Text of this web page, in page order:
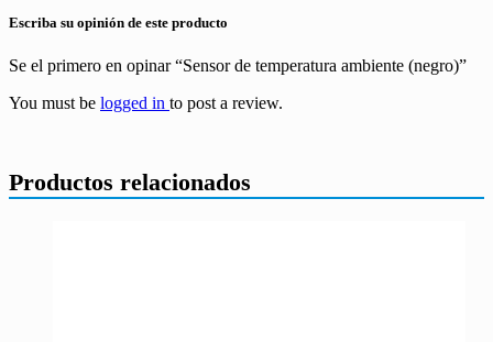
Escriba su opinión de este producto
Se el primero en opinar “Sensor de temperatura ambiente (negro)”
You must be logged in to post a review.
Productos relacionados